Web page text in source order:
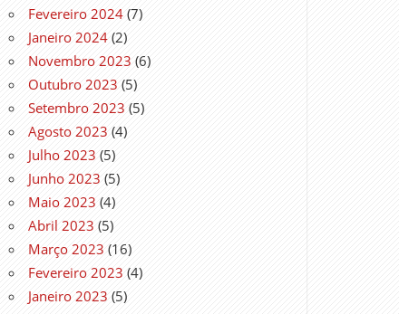
Fevereiro 2024 (7)
Janeiro 2024 (2)
Novembro 2023 (6)
Outubro 2023 (5)
Setembro 2023 (5)
Agosto 2023 (4)
Julho 2023 (5)
Junho 2023 (5)
Maio 2023 (4)
Abril 2023 (5)
Março 2023 (16)
Fevereiro 2023 (4)
Janeiro 2023 (5)